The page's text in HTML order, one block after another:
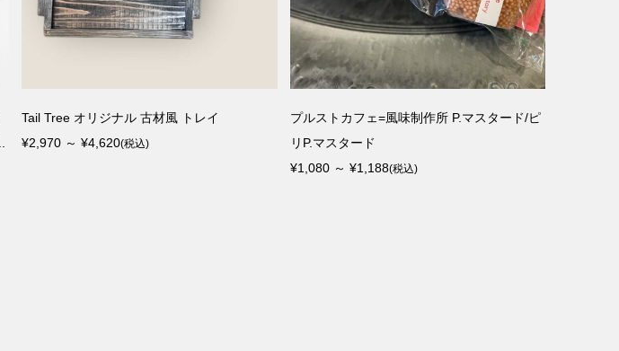
Tail Tree オリジナル 古材風 トレイ
¥2,970 ～ ¥4,620(税込)
プルストカフェ=風味制作所 P.マスタード/ピ
リP.マスタード
¥1,080 ～ ¥1,188(税込)